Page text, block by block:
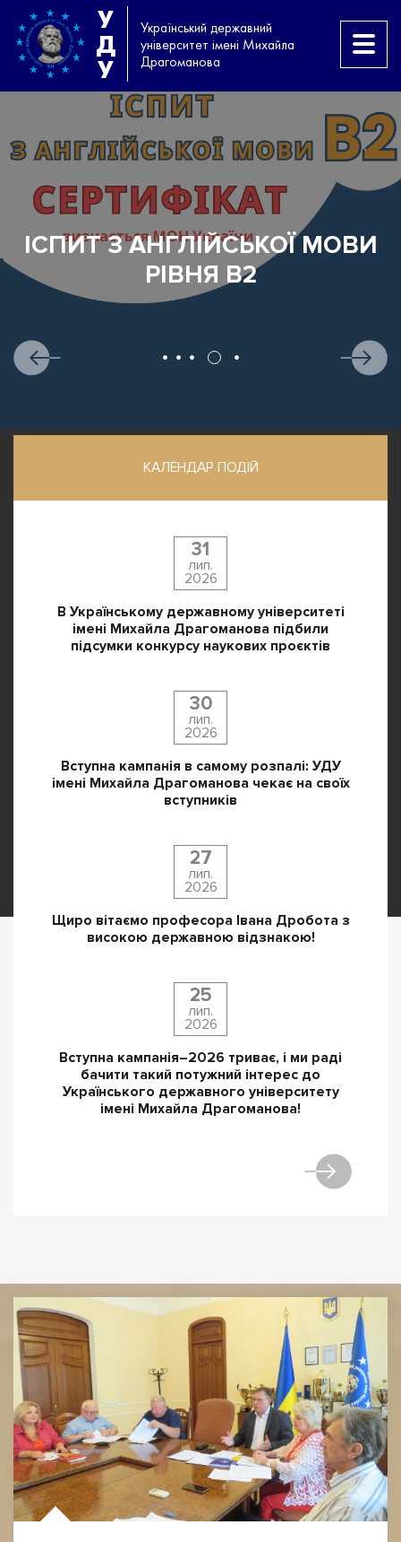
У
Д
У
Український державний
університет імені Михайла
Драгоманова
ІСПИТ З АНГЛІЙСЬКОЇ МОВИ
РІВНЯ B2
КАЛЕНДАР ПОДІЙ
31
лип.
2026
В Українському державному університеті
імені Михайла Драгоманова підбили
підсумки конкурсу наукових проєктів
30
лип.
2026
Вступна кампанія в самому розпалі: УДУ
імені Михайла Драгоманова чекає на своїх
вступників
27
лип.
2026
Щиро вітаємо професора Івана Дробота з
високою державною відзнакою!
25
лип.
2026
Вступна кампанія–2026 триває, і ми раді
бачити такий потужний інтерес до
Українського державного університету
імені Михайла Драгоманова!